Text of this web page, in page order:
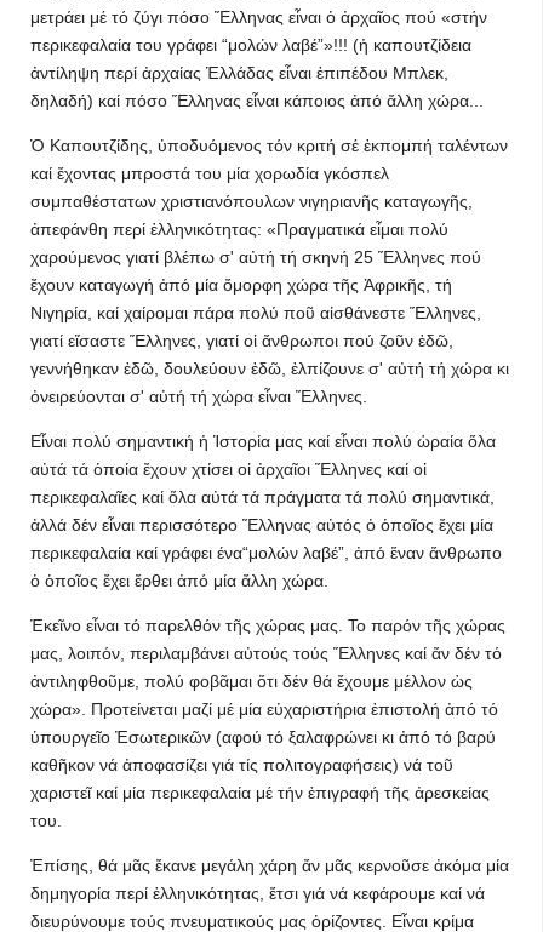
μετράει μέ τό ζύγι πόσο Ἕλληνας εἶναι ὁ ἀρχαῖος πού «στήν
περικεφαλαία του γράφει “μολών λαβέ”»!!! (ἡ καπουτζίδεια
ἀντίληψη περί ἀρχαίας Ἑλλάδας εἶναι ἐπιπέδου Μπλεκ,
δηλαδή) καί πόσο Ἕλληνας εἶναι κάποιος ἀπό ἄλλη χώρα...
Ὁ Καπουτζίδης, ὑποδυόμενος τόν κριτή σέ ἐκπομπή ταλέντων
καί ἔχοντας μπροστά του μία χορωδία γκόσπελ
συμπαθέστατων χριστιανόπουλων νιγηριανῆς καταγωγῆς,
ἀπεφάνθη περί ἑλληνικότητας: «Πραγματικά εἶμαι πολύ
χαρούμενος γιατί βλέπω σ' αὐτή τή σκηνή 25 Ἕλληνες πού
ἔχουν καταγωγή ἀπό μία ὄμορφη χώρα τῆς Ἀφρικῆς, τή
Νιγηρία, καί χαίρομαι πάρα πολύ ποῦ αἰσθάνεστε Ἕλληνες,
γιατί εἴσαστε Ἕλληνες, γιατί οἱ ἄνθρωποι πού ζοῦν ἐδῶ,
γεννήθηκαν ἐδῶ, δουλεύουν ἐδῶ, ἐλπίζουνε σ' αὐτή τή χώρα κι
ὀνειρεύονται σ' αὐτή τή χώρα εἶναι Ἕλληνες.
Εἶναι πολύ σημαντική ἡ Ἱστορία μας καί εἶναι πολύ ὡραία ὅλα
αὐτά τά ὁποία ἔχουν χτίσει οἱ ἀρχαῖοι Ἕλληνες καί οἱ
περικεφαλαῖες καί ὅλα αὐτά τά πράγματα τά πολύ σημαντικά,
ἀλλά δέν εἶναι περισσότερο Ἕλληνας αὐτός ὁ ὁποῖος ἔχει μία
περικεφαλαία καί γράφει ένα“μολών λαβέ”, ἀπό ἕναν ἄνθρωπο
ὁ ὁποῖος ἔχει ἔρθει ἀπό μία ἄλλη χώρα.
Ἐκεῖνο εἶναι τό παρελθόν τῆς χώρας μας. Το παρόν τῆς χώρας
μας, λοιπόν, περιλαμβάνει αὐτούς τούς Ἕλληνες καί ἄν δέν τό
ἀντιληφθοῦμε, πολύ φοβᾶμαι ὅτι δέν θά ἔχουμε μέλλον ὡς
χώρα». Προτείνεται μαζί μέ μία εὐχαριστήρια ἐπιστολή ἀπό τό
ὑπουργεῖο Ἐσωτερικῶν (αφού τό ξαλαφρώνει κι ἀπό τό βαρύ
καθῆκον νά ἀποφασίζει γιά τίς πολιτογραφήσεις) νά τοῦ
χαριστεῖ καί μία περικεφαλαία μέ τήν ἐπιγραφή τῆς ἀρεσκείας
του.
Ἐπίσης, θά μᾶς ἔκανε μεγάλη χάρη ἄν μᾶς κερνοῦσε ἀκόμα μία
δημηγορία περί ἑλληνικότητας, ἔτσι γιά νά κεφάρουμε καί νά
διευρύνουμε τούς πνευματικούς μας ὁρίζοντες. Εἶναι κρίμα